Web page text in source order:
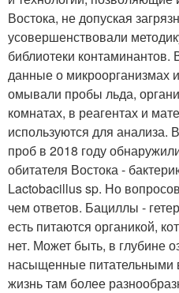
Востока, не допуская
усовершенствовали
библиотеки контаминантов.
данные о микроорганизмах
омывали пробы льда,
комнатах, в реагентах и
используются для анализа.
проб в 2018 году
обитателя Востока -
Lactobacillus sp. Но
чем ответов. Бациллы -
есть питаются органикой,
нет. Может быть, в глубине
насыщенные питательными
жизнь там более